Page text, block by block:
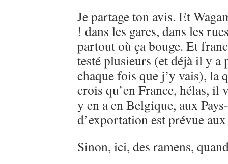
Je partage ton avis. Et
! dans les gares, dans les
partout où ça bouge. Et
testé plusieurs (et déjà il y a
chaque fois que j’y vais), la
crois qu’en France, hélas,
y en a en Belgique, aux
d’exportation est prévue
Sinon, ici, des ramens,